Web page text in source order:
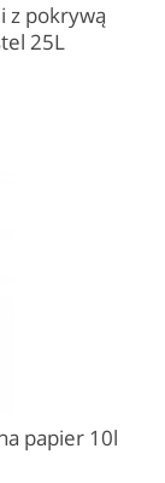
z pokrywą
25L
papier 10l